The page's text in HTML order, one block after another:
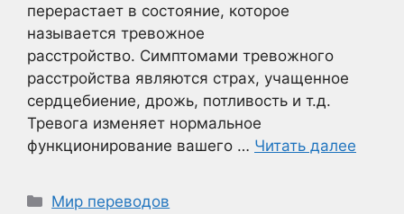
перерастает в состояние, которое
называется тревожное
расстройство. Симптомами тревожного
расстройства являются страх, учащенное
сердцебиение, дрожь, потливость и т.д.
Тревога изменяет нормальное
функционирование вашего … Читать далее
Рубрики
Мир переводов